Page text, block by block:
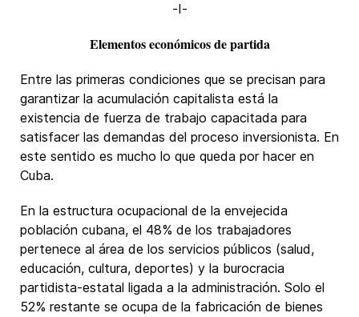
-I-
Elementos económicos de partida
Entre las primeras condiciones que se precisan para
garantizar la acumulación capitalista está la
existencia de fuerza de trabajo capacitada para
satisfacer las demandas del proceso inversionista. En
este sentido es mucho lo que queda por hacer en
Cuba.
En la estructura ocupacional de la envejecida
población cubana, el 48% de los trabajadores
pertenece al área de los servicios públicos (salud,
educación, cultura, deportes) y la burocracia
partidista-estatal ligada a la administración. Solo el
52% restante se ocupa de la fabricación de bienes